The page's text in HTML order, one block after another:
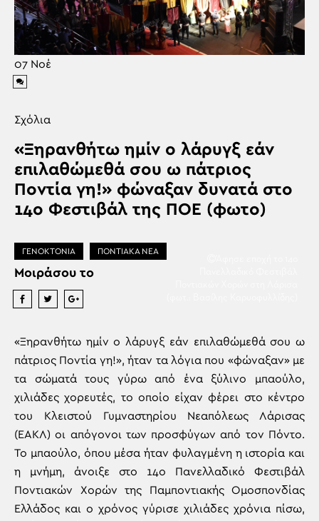
07 Νοέ
Σχόλια
«Ξηρανθήτω ημίν ο λάρυγξ εάν
επιλαθώμεθά σου ω πάτριος
Ποντία γη!» φώναξαν δυνατά στο
14ο Φεστιβάλ της ΠΟΕ (φωτο)
ΓΕΝΟΚΤΟΝΙΑ ΠΟΝΤΙΑΚΑ ΝΕΑ
Μοιράσου το
«Ξηρανθήτω ημίν ο λάρυγξ εάν επιλαθώμεθά σου ω
πάτριος Ποντία γη!», ήταν τα λόγια που «φώναξαν» με
τα σώματά τους γύρω από ένα ξύλινο μπαούλο,
χιλιάδες χορευτές, το οποίο είχαν φέρει στο κέντρο
του Κλειστού Γυμναστηρίου Νεαπόλεως Λάρισας
(ΕΑΚΛ) οι απόγονοι των προσφύγων από τον Πόντο.
Το μπαούλο, όπου μέσα ήταν φυλαγμένη η ιστορία και
η μνήμη, άνοιξε στο 14ο Πανελλαδικό Φεστιβάλ
Ποντιακών Χορών της Παμποντιακής Ομοσπονδίας
Ελλάδος και ο χρόνος γύρισε χιλιάδες χρόνια πίσω,